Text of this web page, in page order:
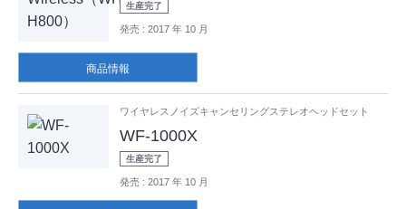
生産完了
発売 : 2017 年 10 月
商品情報
ワイヤレスノイズキャンセリングステレオヘッドセット
WF-1000X
生産完了
発売 : 2017 年 10 月